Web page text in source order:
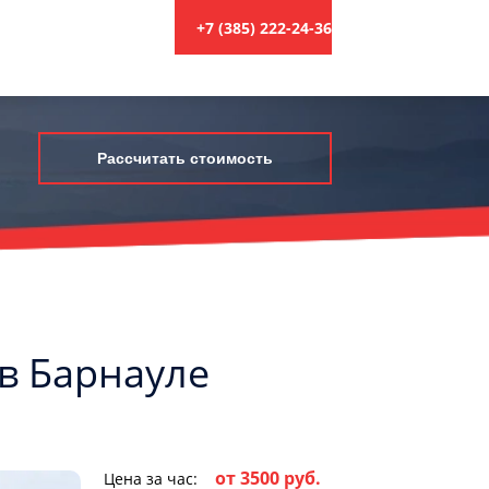
+7 (385) 222-24-36
Рассчитать стоимость
Барнауле
Цена за час: от 3500 руб.